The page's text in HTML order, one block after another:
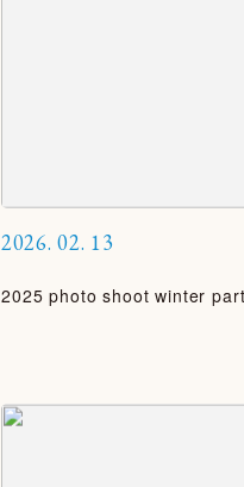
2026. 02. 13
2025 photo shoot winter